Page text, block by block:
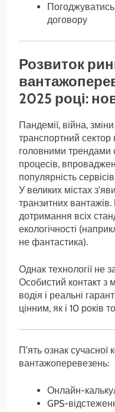
договору
Розвиток
2025 році:
Пандемії, війна,
транспортний
головними трендами
процесів,
популярність
У великих містах
транзитних
дотримання всіх
екологічності
не фантастика).
Однак технології не
Особистий контакт з
водія і реальні
цінним, як і 10 років
П’ять ознак сучасної
вантажоперевезень:
Онлайн-
GPS-